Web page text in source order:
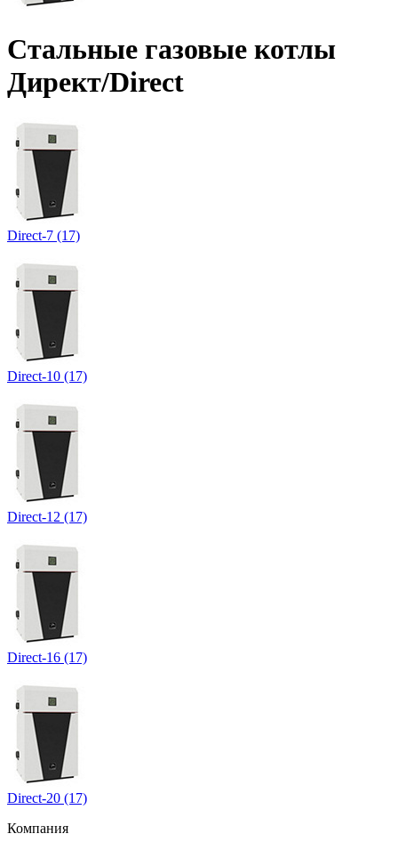
Стальные газовые котлы
Директ/Direct
Direct-7 (17)
Direct-10 (17)
Direct-12 (17)
Direct-16 (17)
Direct-20 (17)
Компания